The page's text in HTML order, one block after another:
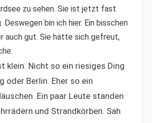
zu sehen. Sie ist jetzt fast
Deswegen bin ich hier. Ein bisschen
auch gut. Sie hätte sich gefreut,
klein. Nicht so ein riesiges Ding
oder Berlin. Eher so ein
Ein paar Leute standen
und Strandkörben. Sah